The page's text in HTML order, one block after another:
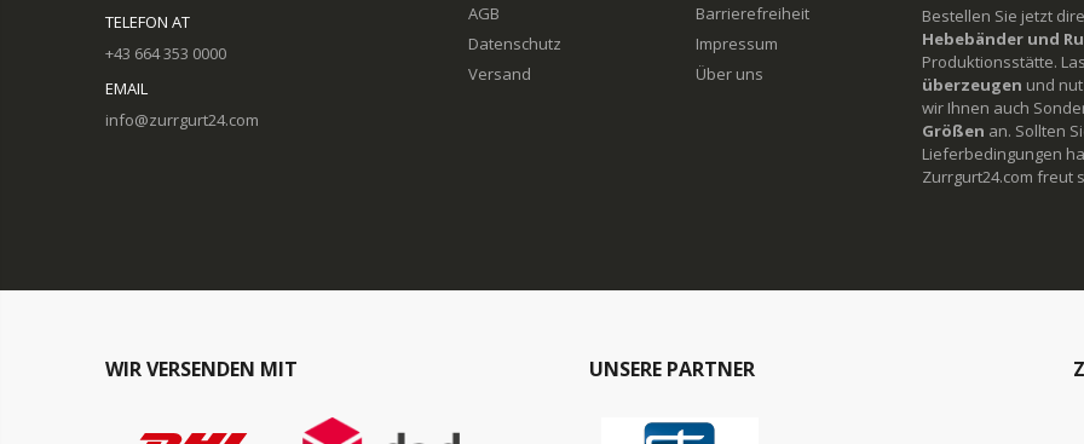
TELEFON AT
+43 664 353 0000
EMAIL
info@zurrgurt24.com
AGB
Datenschutz
Versand
Barrierefreiheit
Impressum
Über uns
Bestellen Sie jetzt
Hebebänder und
Produktionsstätte.
überzeugen und
wir Ihnen auch
Größen an. Sollten
Lieferbedingungen
Zurrgurt24.com freut
WIR VERSENDEN MIT UNSERE PARTNER